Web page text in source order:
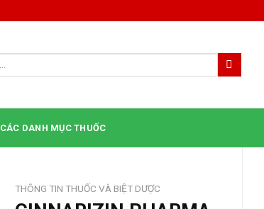
CÁC DANH MỤC THUỐC
THÔNG TIN THUỐC VÀ BIỆT DƯỢC